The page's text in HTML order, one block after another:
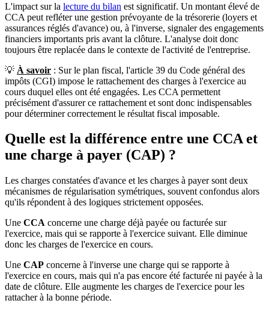
L'impact sur la lecture du bilan est significatif. Un montant élevé de
CCA peut refléter une gestion prévoyante de la trésorerie (loyers et
assurances réglés d'avance) ou, à l'inverse, signaler des engagements
financiers importants pris avant la clôture. L'analyse doit donc
toujours être replacée dans le contexte de l'activité de l'entreprise.
💡 À savoir : Sur le plan fiscal, l'article 39 du Code général des
impôts (CGI) impose le rattachement des charges à l'exercice au
cours duquel elles ont été engagées. Les CCA permettent
précisément d'assurer ce rattachement et sont donc indispensables
pour déterminer correctement le résultat fiscal imposable.
Quelle est la différence entre une CCA et
une charge à payer (CAP) ?
Les charges constatées d'avance et les charges à payer sont deux
mécanismes de régularisation symétriques, souvent confondus alors
qu'ils répondent à des logiques strictement opposées.
Une CCA concerne une charge déjà payée ou facturée sur
l'exercice, mais qui se rapporte à l'exercice suivant. Elle diminue
donc les charges de l'exercice en cours.
Une CAP concerne à l'inverse une charge qui se rapporte à
l'exercice en cours, mais qui n'a pas encore été facturée ni payée à la
date de clôture. Elle augmente les charges de l'exercice pour les
rattacher à la bonne période.